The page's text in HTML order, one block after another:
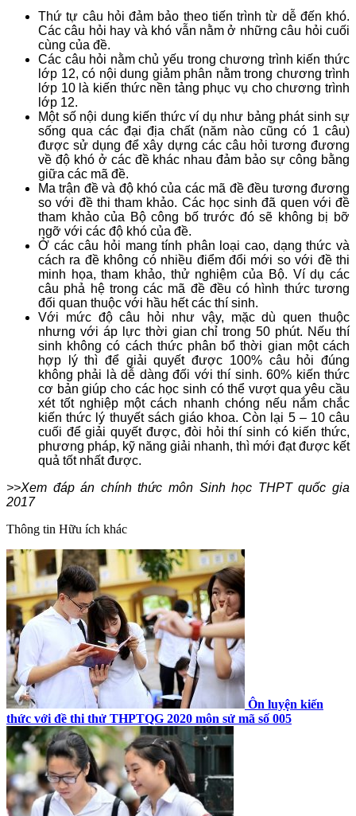
Thứ tự câu hỏi đảm bảo theo tiến trình từ dễ đến khó.
Các câu hỏi hay và khó vẫn nằm ở những câu hỏi cuối
cùng của đề.
Các câu hỏi nằm chủ yếu trong chương trình kiến thức
lớp 12, có nội dung giảm phân nằm trong chương trình
lớp 10 là kiến thức nền tảng phục vụ cho chương trình
lớp 12.
Một số nội dung kiến thức ví dụ như bảng phát sinh sự
sống qua các đại địa chất (năm nào cũng có 1 câu)
được sử dụng để xây dựng các câu hỏi tương đương
về độ khó ở các đề khác nhau đảm bảo sự công bằng
giữa các mã đề.
Ma trận đề và độ khó của các mã đề đều tương đương
so với đề thi tham khảo. Các học sinh đã quen với đề
tham khảo của Bộ công bố trước đó sẽ không bị bỡ
ngỡ với các độ khó của đề.
Ở các câu hỏi mang tính phân loại cao, dạng thức và
cách ra đề không có nhiều điểm đổi mới so với đề thi
minh họa, tham khảo, thử nghiệm của Bộ. Ví dụ các
câu phả hệ trong các mã đề đều có hình thức tương
đối quan thuộc với hầu hết các thí sinh.
Với mức độ câu hỏi như vậy, mặc dù quen thuộc
nhưng với áp lực thời gian chỉ trong 50 phút. Nếu thí
sinh không có cách thức phân bổ thời gian một cách
hợp lý thì để giải quyết được 100% câu hỏi đúng
không phải là dễ dàng đối với thí sinh. 60% kiến thức
cơ bản giúp cho các học sinh có thể vượt qua yêu cầu
xét tốt nghiệp một cách nhanh chóng nếu nắm chắc
kiến thức lý thuyết sách giáo khoa. Còn lại 5 – 10 câu
cuối để giải quyết được, đòi hỏi thí sinh có kiến thức,
phương pháp, kỹ năng giải nhanh, thì mới đạt được kết
quả tốt nhất được.
>>Xem đáp án chính thức môn Sinh học THPT quốc gia
2017
Thông tin Hữu ích khác
Ôn luyện kiến
thức với đề thi thử THPTQG 2020 môn sử mã số 005